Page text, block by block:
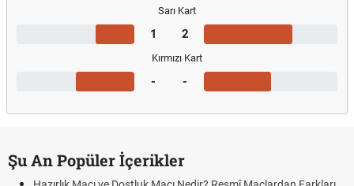
Sarı Kart
1 2
Kırmızı Kart
- -
Şu An Popüler İçerikler